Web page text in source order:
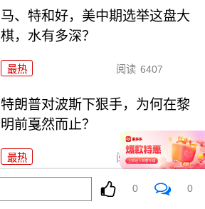
马、特和好，美中期选举这盘大
棋，水有多深？
最热 阅读 6407
特朗普对波斯下狠手，为何在黎
明前戛然而止？
最热 阅读 4609
055要迎来最强对手？东瀛万吨新
0 0